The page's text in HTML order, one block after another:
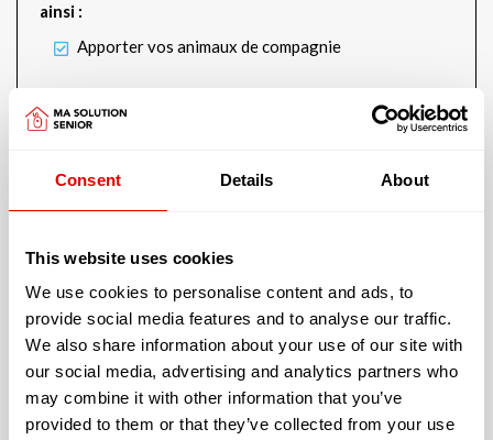
Consent Details About
This website uses cookies
We use cookies to personalise content and ads, to
provide social media features and to analyse our traffic.
We also share information about your use of our site with
our social media, advertising and analytics partners who
may combine it with other information that you’ve
provided to them or that they’ve collected from your use
ainsi :
Apporter vos animaux de compagnie
Bibliothèque
Salle de loisirs
Cette résidence vous offre un logement avec :
Avec un jardin extérieur accessible et sécurisé
La climatisation du logement